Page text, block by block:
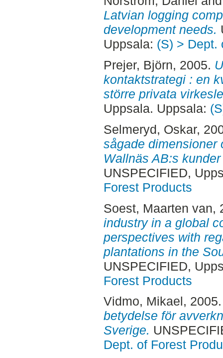
Latvian logging
development needs.
Uppsala: (S) > Dept.
Prejer, Björn, 2005.
kontaktstrategi : en
större privata
Uppsala. Uppsala:
Selmeryd, Oskar,
sågade dimensioner
Wallnäs AB:s
UNSPECIFIED,
Forest Products
Soest, Maarten van,
industry in a global
perspectives with
plantations in the
UNSPECIFIED,
Forest Products
Vidmo, Mikael,
betydelse för
Sverige.
Dept. of Forest